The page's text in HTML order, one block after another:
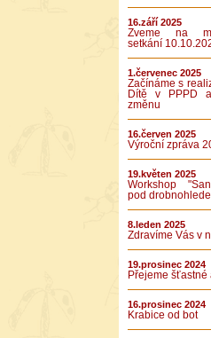
16.září 2025
Zveme na
setkání
1.červenec 2025
Začínáme s
Dítě v PPPD
změnu
16.červen 2025
Výroční zpráva
19.květen 2025
Workshop
pod
8.leden 2025
Zdravíme Vás v
19.prosinec 2024
Přejeme šťastné
16.prosinec 2024
Krabice od bot